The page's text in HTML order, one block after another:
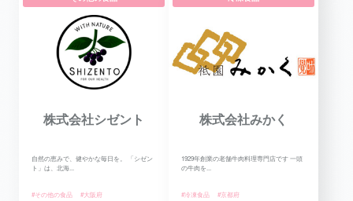
株式会社シゼント
自然の恵みで、健やかな毎日を。 「シゼン
ト」は、北海...
#その他の食品 #大阪府
株式会社みかく
1929年創業の老舗牛肉料理専門店です 一頭
の牛肉を...
#冷凍食品 #京都府